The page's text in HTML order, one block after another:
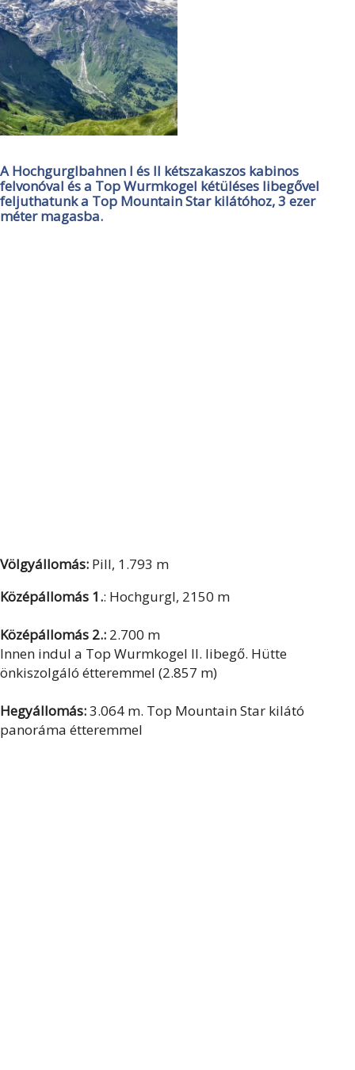
A Hochgurglbahnen I és II kétszakaszos kabinos
felvonóval és a Top Wurmkogel kétüléses libegővel
feljuthatunk a Top Mountain Star kilátóhoz, 3 ezer
méter magasba.
Völgyállomás: Pill, 1.793 m
Középállomás 1.: Hochgurgl, 2150 m
Középállomás 2.: 2.700 m
Innen indul a Top Wurmkogel II. libegő. Hütte
önkiszolgáló étteremmel (2.857 m)
Hegyállomás:3.064 m. Top Mountain Star kilátó
panoráma étteremmel